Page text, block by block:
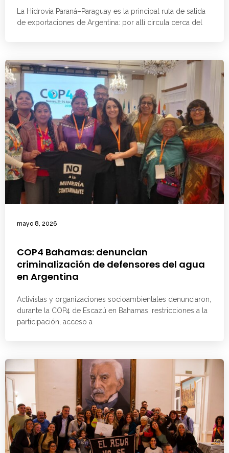
La Hidrovía Paraná–Paraguay es la principal ruta de salida
de exportaciones de Argentina: por allí circula cerca del
mayo 8, 2026
COP4 Bahamas: denuncian
criminalización de defensores del agua
en Argentina
Activistas y organizaciones socioambientales denunciaron,
durante la COP4 de Escazú en Bahamas, restricciones a la
participación, acceso a